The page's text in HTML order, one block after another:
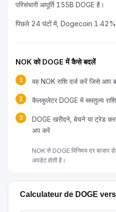
परिसंचारी आपूर्ति 155B DOGE है।
पिछले 24 घंटों में, Dogecoin 1.42%
NOK को DOGE में कैसे बदलें
1 वह NOK राशि दर्ज करें जिसे आप
2 कैलकुलेटर DOGE में समतुल्य राशि
3
DOGE खरीदने, बेचने या ट्रेड
अप करें
NOK से DOGE विनिमय दर बाजार
अपडेट होती है।
Calculateur de DOGE